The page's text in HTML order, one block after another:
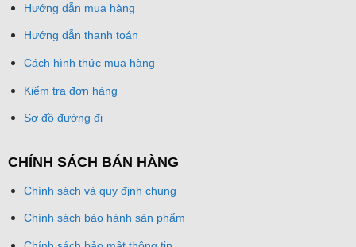
+ Kích thước: 450mm x 335mm x 115 mm
+ Trọng lượng: 6.6 kg (không bao gồm ắc quy)
+ Nhiệt độ làm việc: 50C -> 40
+ Độ ẩm tương đối: 95%
+ Cấp độ bảo vệ: IP4
Hướng dẫn mua hàng
Hướng dẫn thanh toán
Cách hình thức mua hàng
Kiểm tra đơn hàng
Sơ đồ đường đi
CHÍNH SÁCH BÁN HÀNG
Chính sách và quy định chung
Chính sách bảo hành sản phẩm